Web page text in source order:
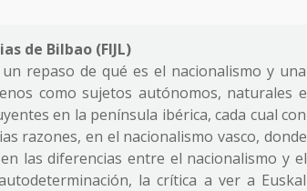
de Bilbao (FIJL)
repaso de qué es el nacionalismo y una
como sujetos autónomos, naturales e
en la península ibérica, cada cual con
razones, en el nacionalismo vasco, donde
las diferencias entre el nacionalismo y el
la crítica a ver a Euskal